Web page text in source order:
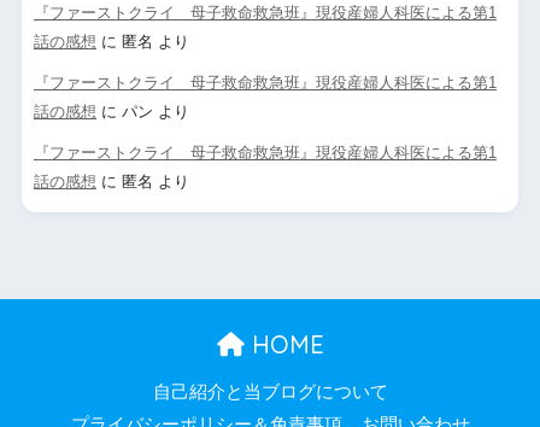
『ファーストクライ 母子救命救急班』現役産婦人科医による第1
話の感想 に 匿名 より
『ファーストクライ 母子救命救急班』現役産婦人科医による第1
話の感想 に パン より
『ファーストクライ 母子救命救急班』現役産婦人科医による第1
話の感想 に 匿名 より
HOME
自己紹介と当ブログについて